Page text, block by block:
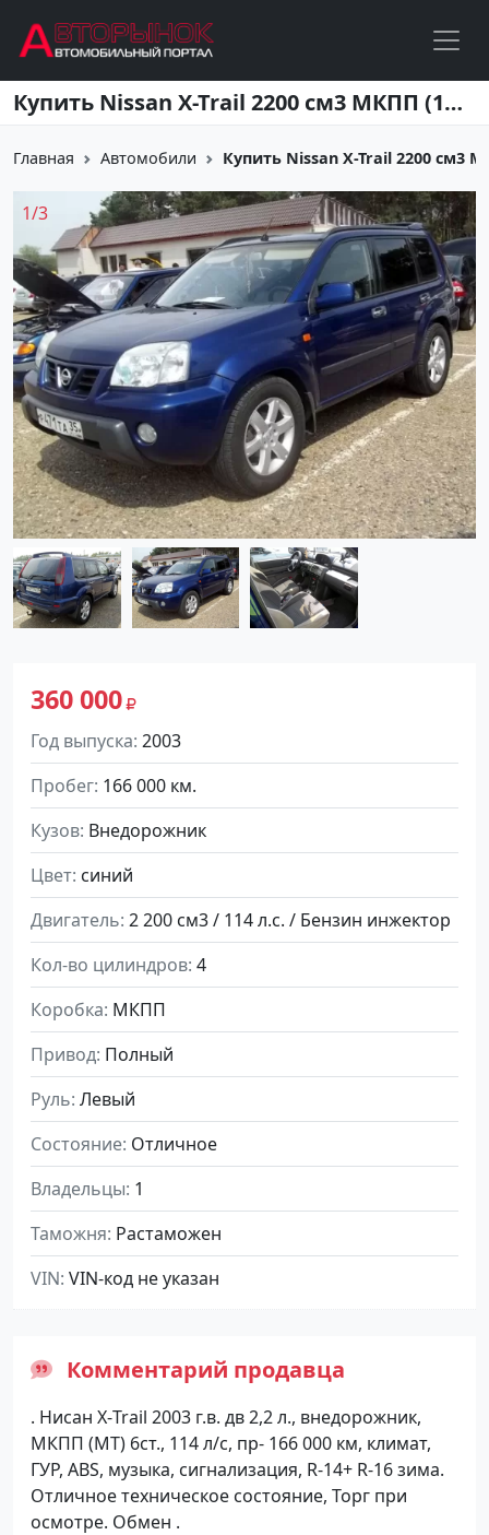
Перейти к основному содержанию Купить Nissan X-Trail 2200 см3 МКПП (114 л.с.) Бензин инжектор в Кропоткин: цвет синий Внедорожник 2003 года по цене 360000 рублей, объявление №4718 на сайте Авторынок23
Главная Автомобили Купить Nissan X-Trail 2200 см3
360 000
Год выпуска 2003
Пробег 166 000 км.
Кузов Внедорожник
Цвет синий
Двигатель 2 200 см3 / 114 л.с. / Бензин инжектор
Кол-во цилиндров 4
Коробка МКПП
Привод Полный
Руль Левый
Состояние Отличное
Владельцы 1
Таможня Растаможен
VIN VIN-код не указан
1/3
Комментарий продавца
. Нисан Х-Trail 2003 г.в. дв 2,2 л., внедорожник,
МКПП (МТ) 6ст., 114 л/с, пр- 166 000 км, климат,
ГУР, ABS, музыка, сигнализация, R-14+ R-16 зима.
Отличное техническое состояние, Торг при
осмотре. Обмен .